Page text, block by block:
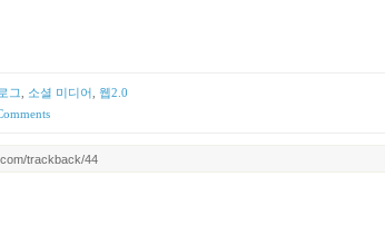
그 소셜 미디어
웹2.0
trackback/44